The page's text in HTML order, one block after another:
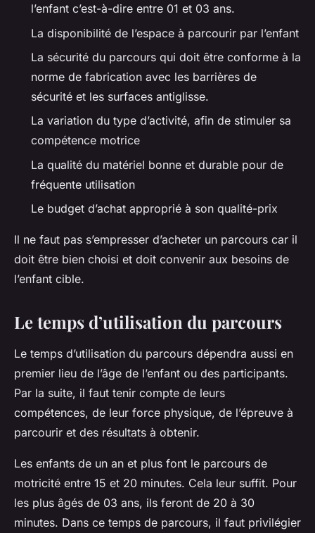
l’enfant c’est-à-dire entre 01 et 03 ans.
La disponibilité de l’espace à parcourir par l’enfant
La sécurité du parcours qui doit être conforme à la
norme de fabrication avec les barrières de
sécurité et les surfaces antiglisse.
La variation du type d’activité, afin de stimuler sa
compétence motrice
La qualité du matériel bonne et durable pour de
fréquente utilisation
Le budget d’achat approprié à son qualité-prix
Il ne faut pas s’empresser d’acheter un parcours car il
doit être bien choisi et doit convenir aux besoins de
l’enfant cible.
Le temps d’utilisation du parcours
Le temps d’utilisation du parcours dépendra aussi en
premier lieu de l’âge de l’enfant ou des participants.
Par la suite, il faut tenir compte de leurs
compétences, de leur force physique, de l’épreuve à
parcourir et des résultats à obtenir.
Les enfants de un an et plus font le parcours de
motricité entre 15 et 20 minutes. Cela leur suffit. Pour
les plus âgés de 03 ans, ils feront de 20 à 30
minutes. Dans ce temps de parcours, il faut privilégier